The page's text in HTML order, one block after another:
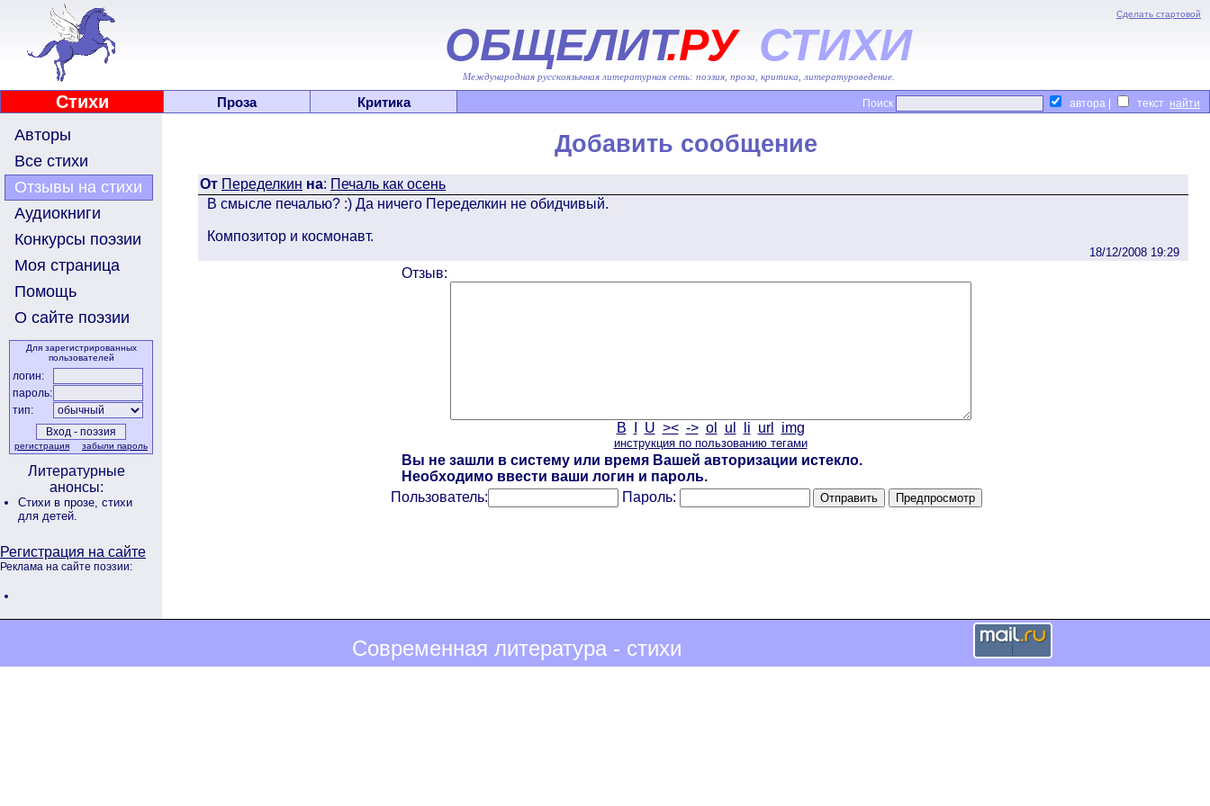
Сделать стартовой
ОБЩЕЛИТ.РУ СТИХИ
Международная русскоязычная литературная сеть: поэзия, проза, критика, литературоведение.
Стихи Проза Критика Поиск автора | текст
Авторы
Все стихи
Отзывы на стихи
Аудиокниги
Конкурсы поэзии
Моя страница
Помощь
О сайте поэзии
Для зарегистрированных
пользователей
логин:
пароль:
тип:
регистрация забыли пароль
Литературные
анонсы:
Стихи в прозе, стихи
для детей.
Регистрация на сайте
Реклама на сайте поэзии:
Добавить сообщение
От Переделкин на: Печаль как осень
В смысле печалью? :) Да ничего Переделкин не обидчивый.
Композитор и космонавт.
18/12/2008 19:29
Отзыв:
B U >< -> ol ul li url img
инструкция по пользованию тегами
Вы не зашли в систему или время Вашей авторизации истекло.
Необходимо ввести ваши логин и пароль.
Пользователь:
Пароль:
Современная литература - стихи